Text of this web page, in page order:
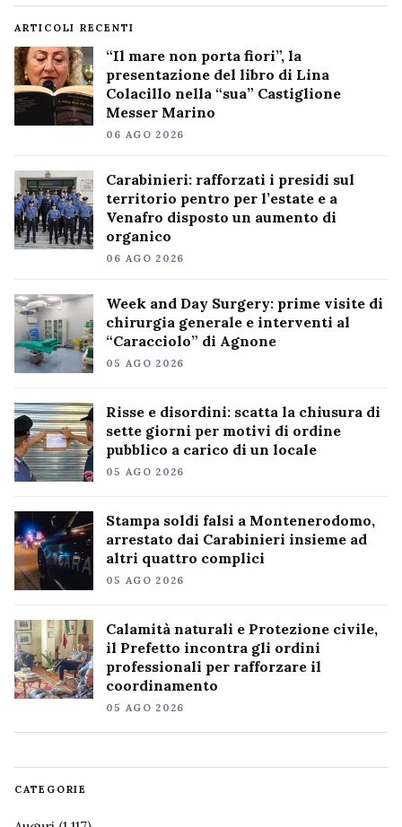
ARTICOLI RECENTI
“Il mare non porta fiori”, la
presentazione del libro di Lina
Colacillo nella “sua” Castiglione
Messer Marino
06 AGO 2026
Carabinieri: rafforzati i presidi sul
territorio pentro per l’estate e a
Venafro disposto un aumento di
organico
06 AGO 2026
Week and Day Surgery: prime visite di
chirurgia generale e interventi al
“Caracciolo” di Agnone
05 AGO 2026
Risse e disordini: scatta la chiusura di
sette giorni per motivi di ordine
pubblico a carico di un locale
05 AGO 2026
Stampa soldi falsi a Montenerodomo,
arrestato dai Carabinieri insieme ad
altri quattro complici
05 AGO 2026
Calamità naturali e Protezione civile,
il Prefetto incontra gli ordini
professionali per rafforzare il
coordinamento
05 AGO 2026
CATEGORIE